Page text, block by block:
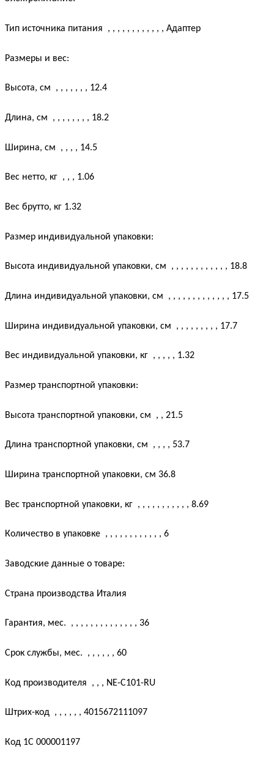
Тип источника питания , , , , , , , , , , , , Адаптер
Размеры и вес:
Высота, см , , , , , , , 12.4
Длина, см , , , , , , , , 18.2
Ширина, см , , , , 14.5
Вес нетто, кг , , , 1.06
Вес брутто, кг 1.32
Размер индивидуальной упаковки:
Высота индивидуальной упаковки, см , , , , , , , , , , , , 18.8
Длина индивидуальной упаковки, см , , , , , , , , , , , , , 17.5
Ширина индивидуальной упаковки, см , , , , , , , , , 17.7
Вес индивидуальной упаковки, кг , , , , , 1.32
Размер транспортной упаковки:
Высота транспортной упаковки, см , , 21.5
Длина транспортной упаковки, см , , , , 53.7
Ширина транспортной упаковки, см 36.8
Вес транспортной упаковки, кг , , , , , , , , , , , 8.69
Количество в упаковке , , , , , , , , , , , , 6
Заводские данные о товаре:
Страна производства Италия
Гарантия, мес. , , , , , , , , , , , , , , 36
Срок службы, мес. , , , , , , 60
Код производителя , , , NE-С101-RU
Штрих-код , , , , , , 4015672111097
Код 1С 000001197